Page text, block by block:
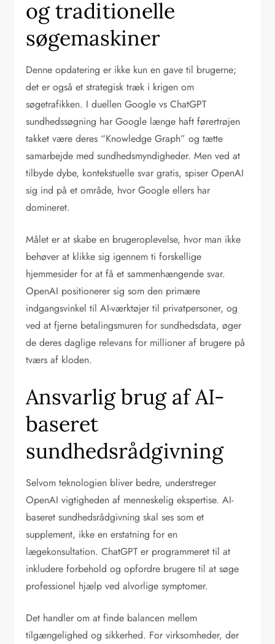
og traditionelle
søgemaskiner
Denne opdatering er ikke kun en gave til brugerne;
det er også et strategisk træk i krigen om
søgetrafikken. I duellen Google vs ChatGPT
sundhedssøgning har Google længe haft førertrøjen
takket være deres “Knowledge Graph” og tætte
samarbejde med sundhedsmyndigheder. Men ved at
tilbyde dybe, kontekstuelle svar gratis, spiser OpenAI
sig ind på et område, hvor Google ellers har
domineret.
Målet er at skabe en brugeroplevelse, hvor man ikke
behøver at klikke sig igennem ti forskellige
hjemmesider for at få et sammenhængende svar.
OpenAI positionerer sig som den primære
indgangsvinkel til AI-værktøjer til privatpersoner, og
ved at fjerne betalingsmuren for sundhedsdata, øger
de deres daglige relevans for millioner af brugere på
tværs af kloden.
Ansvarlig brug af AI-
baseret
sundhedsrådgivning
Selvom teknologien bliver bedre, understreger
OpenAI vigtigheden af menneskelig ekspertise. AI-
baseret sundhedsrådgivning skal ses som et
supplement, ikke en erstatning for en
lægekonsultation. ChatGPT er programmeret til at
inkludere forbehold og opfordre brugere til at søge
professionel hjælp ved alvorlige symptomer.
Det handler om at finde balancen mellem
tilgængelighed og sikkerhed. For virksomheder, der